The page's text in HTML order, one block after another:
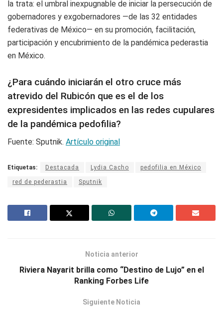
la trata: el umbral inexpugnable de iniciar la persecución de
gobernadores y exgobernadores —de las 32 entidades
federativas de México— en su promoción, facilitación,
participación y encubrimiento de la pandémica pederastia
en México.
¿Para cuándo iniciarán el otro cruce más
atrevido del Rubicón que es el de los
expresidentes implicados en las redes cupulares
de la pandémica pedofilia?
Fuente: Sputnik. Artículo original
Etiquetas: Destacada Lydia Cacho pedofilia en México
red de pederastia Sputnik
Noticia anterior
Riviera Nayarit brilla como “Destino de Lujo” en el
Ranking Forbes Life
Siguiente Noticia